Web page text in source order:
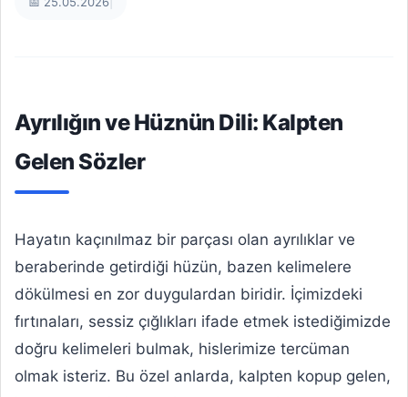
Ayrılığın ve Hüznün Dili: Kalpten
Gelen Sözler
Hayatın kaçınılmaz bir parçası olan ayrılıklar ve
beraberinde getirdiği hüzün, bazen kelimelere
dökülmesi en zor duygulardan biridir. İçimizdeki
fırtınaları, sessiz çığlıkları ifade etmek istediğimizde
doğru kelimeleri bulmak, hislerimize tercüman
olmak isteriz. Bu özel anlarda, kalpten kopup gelen,